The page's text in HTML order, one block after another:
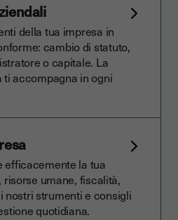
della tua impresa in
cambio di statuto,
o capitale. La
accompagna in ogni
efficacemente la tua
umane, fiscalità,
nostri strumenti e consigli
quotidiana.